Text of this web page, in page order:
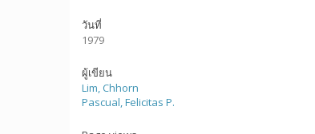
วันที่
1979
ผู้เขียน
Lim, Chhorn
Pascual, Felicitas P.